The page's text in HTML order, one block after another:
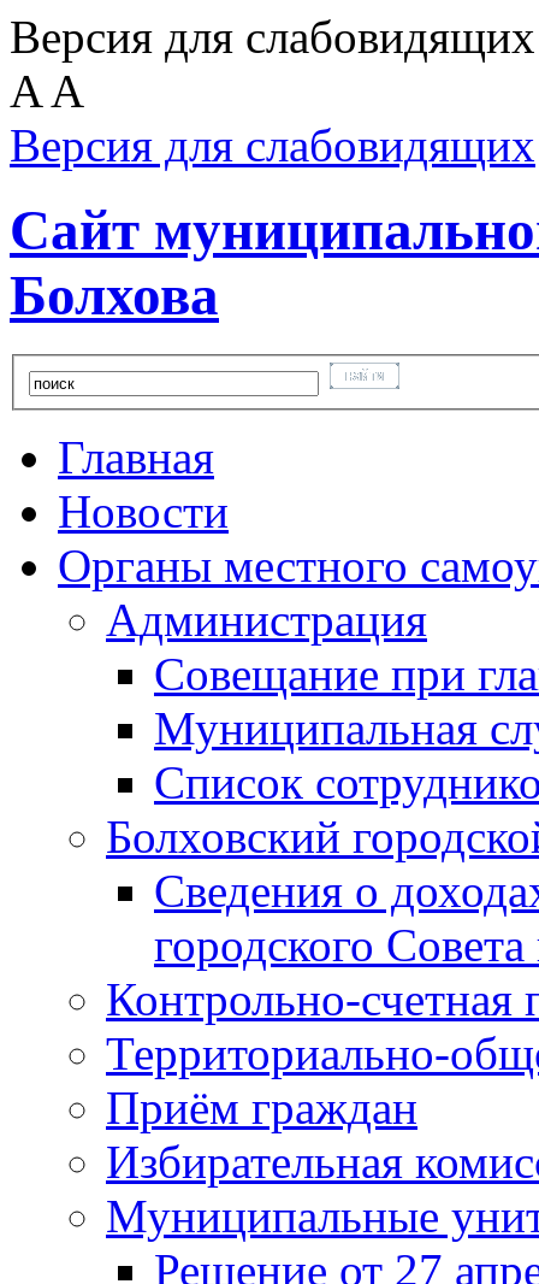
Версия для
A A
Версия для слабовидящих
Сайт
Болхова
Главная
Новости
Органы местного
Администрация
Совещание при
Муниципальная
Список
Болховский
Сведения о
городского
Контрольно-счетная
Территориально-
Приём граждан
Избирательная
Муниципальные
Решение от 27